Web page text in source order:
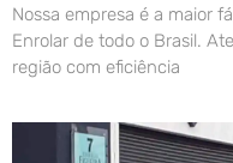
Nossa empresa é a maior
Enrolar de todo o Brasil.
região com eficiência